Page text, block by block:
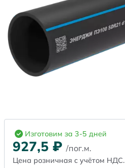
Изготовим за 3-5 дней
927,5 ₽ /пог.м.
Цена розничная с учётом НДС.